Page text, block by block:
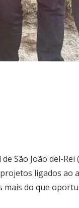
São João del-
ligados ao
do que